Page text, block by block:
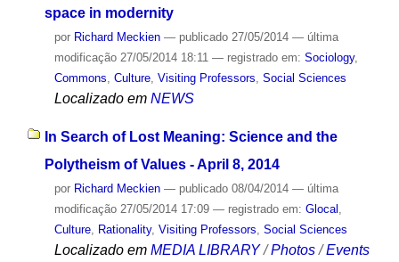
space in modernity
por Richard Meckien — publicado27/05/2014 — última
modificação27/05/2014 18:11 — registrado em: Sociology,
Commons, Culture, Visiting Professors, Social Sciences
Localizado em NEWS
In Search of Lost Meaning: Science and the
Polytheism of Values - April 8, 2014
por Richard Meckien — publicado08/04/2014 — última
modificação27/05/2014 17:09 — registrado em: Glocal ,
Culture, Rationality, Visiting Professors, Social Sciences
Localizado em MEDIA LIBRARY /Photos /Events